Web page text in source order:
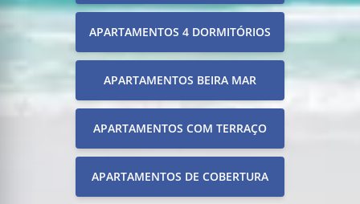
APARTAMENTOS 4 DORMITÓRIOS
APARTAMENTOS BEIRA MAR
APARTAMENTOS COM TERRAÇO
APARTAMENTOS DE COBERTURA